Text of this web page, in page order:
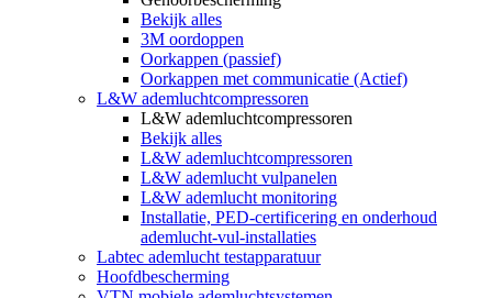
Bekijk alles
3M oordoppen
Oorkappen (passief)
Oorkappen met communicatie (Actief)
L&W ademluchtcompressoren
L&W ademluchtcompressoren
Bekijk alles
L&W ademluchtcompressoren
L&W ademlucht vulpanelen
L&W ademlucht monitoring
Installatie, PED-certificering en onderhoud
ademlucht-vul-installaties
Labtec ademlucht testapparatuur
Hoofdbescherming